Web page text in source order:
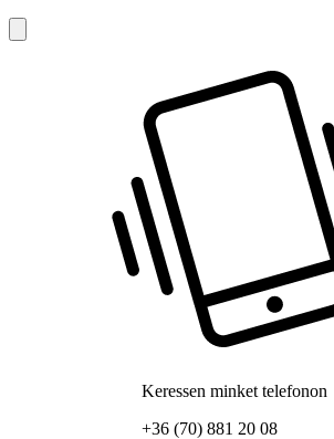
Keressen minket telefonon
+36 (70) 881 20 08